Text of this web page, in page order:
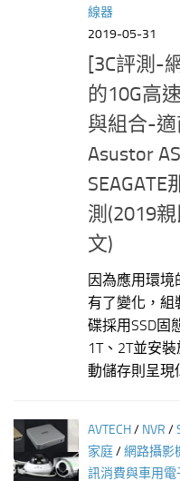
線器
2019-05-31
[3C評測-
的10G高
與組合-適
Asustor
測(2019
文)
因為應用環
有了變化，組
碟採用SSD固
1T、2T並安
動儲存則呈現
AVTECH/ NVR /
家庭/網路攝影
訊消費與車用電